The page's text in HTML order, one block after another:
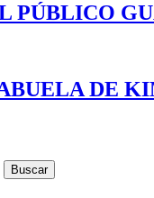
PÚBLICO
DE